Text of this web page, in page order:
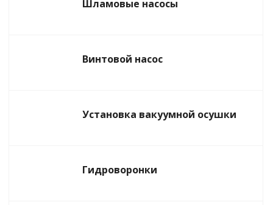
Шламовые насосы
Винтовой насос
Установка вакуумной осушки
Гидроворонки